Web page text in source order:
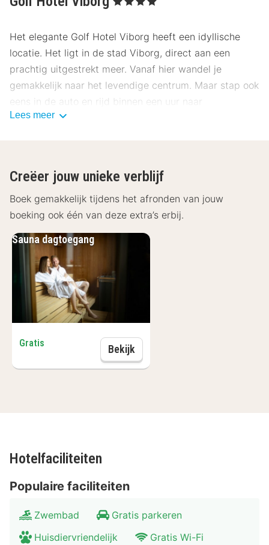
Het elegante Golf Hotel Viborg heeft een idyllische
locatie. Het ligt in de stad Viborg, direct aan een
prachtig uitgestrekt meer. Vanaf hier wandel je
gemakkelijk naar het levendige centrum. Maar stap ook
eens in de auto en rijd binnen een uur naar
attractiepark Legoland!
water. Hier geniet je van gastronomische gerechten,
als Deense klassiekers en Franse specialiteiten. In het
hotel vind je tevens een overdekt zwembad, een
sauna, een bubbelbad en een zonnebank.
De kamers van Golf Hotel Viborg zijn klassiek ingericht
en beschikken over een televisie, gratis Wi-Fi en een
minibar. Elke kamer is uitgerust met een badkamer met
een bad en/of douche en toilet.
Lees meer
Creëer jouw unieke verblijf
Boek gemakkelijk tijdens het afronden van jouw
boeking ook één van deze extra’s erbij.
Sauna dagtoegang
Gratis Bekijk
Hotelfaciliteiten
Populaire faciliteiten
Zwembad
Gratis parkeren
Huisdiervriendelijk
Gratis Wi-Fi